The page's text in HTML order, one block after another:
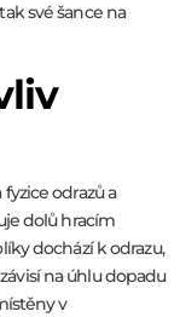
své šance na
odrazů a
dolů hracím
dochází k odrazu,
na úhlu dopadu
v